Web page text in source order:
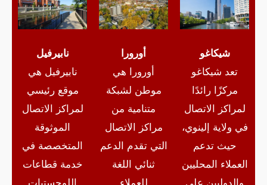
شيكاغو
تعد شيكاغو
مركزًا رائدًا
لمراكز الاتصال
في ولاية إلينوي،
حيث تدعم
العملاء المحليين
أورورا
أورورا هي
موطن لشبكة
متنامية من
مراكز الاتصال
التي تقدم الدعم
ثنائي اللغة
نابيرفيل
نابيرفيل هي
موقع رئيسي
لمراكز الاتصال
الموثوقة
المتخصصة في
خدمة قطاعات